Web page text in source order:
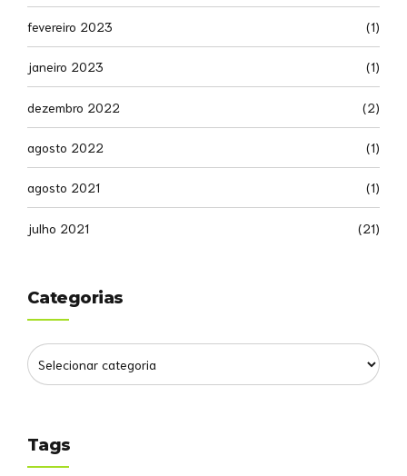
fevereiro 2023 (1)
janeiro 2023 (1)
dezembro 2022 (2)
agosto 2022 (1)
agosto 2021 (1)
julho 2021 (21)
Categorias
Tags